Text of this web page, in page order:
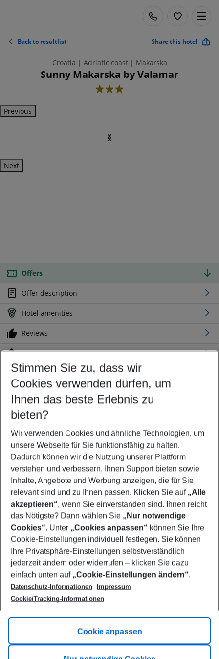
Back to resultlist Share this hotel
Croatia | Adriatic coast | Makarska
Sunny Makarska by Valamar
3
Previous
Next
Offers
Offer description
Hotel amenities
Reviews
Location
Customize your offer
Find the perfect deal which suits your best
Your departure airport
Any airport
Select your date range
08/08/26–06/08/27 5-8 nights
Who will travel
2 adults No children
Show more filter
Footer
Footer navigation
Title A
Link A
Stimmen Sie zu, dass wir
Cookies verwenden dürfen, um
Ihnen das beste Erlebnis zu
bieten?
Wir verwenden Cookies und ähnliche Technologien, um
unsere Webseite für Sie funktionsfähig zu halten.
Dadurch können wir die Nutzung unserer Plattform
verstehen und verbessern, Ihnen Support bieten sowie
Inhalte, Angebote und Werbung anzeigen, die für Sie
relevant sind und zu Ihnen passen. Klicken Sie auf „Alle
akzeptieren“, wenn Sie einverstanden sind. Ihnen reicht
das Nötigste? Dann wählen Sie „Nur notwendige
Cookies“. Unter „Cookies anpassen“ können Sie Ihre
Cookie-Einstellungen individuell festlegen. Sie können
Ihre Privatsphäre-Einstellungen selbstverständlich
jederzeit ändern oder widerrufen – klicken Sie dazu
einfach unten auf „Cookie-Einstellungen ändern“.
Datenschutz-Informationen
Impressum
Cookie/Tracking-Informationen
Cookie anpassen